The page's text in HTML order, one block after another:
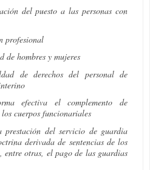
del puesto a las personas con
profesional
de hombres y mujeres
de derechos del personal de
efectiva el complemento de
cuerpos funcionariales
prestación del servicio de guardia
derivada de sentencias de los
entre otras, el pago de las guardias